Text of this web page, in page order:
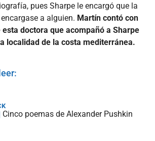
pues Sharpe le encargó que la
a alguien. Martín contó con
doctora que acompañó a Sharpe
localidad de la costa mediterránea.
Cinco poemas de Alexander Pushkin